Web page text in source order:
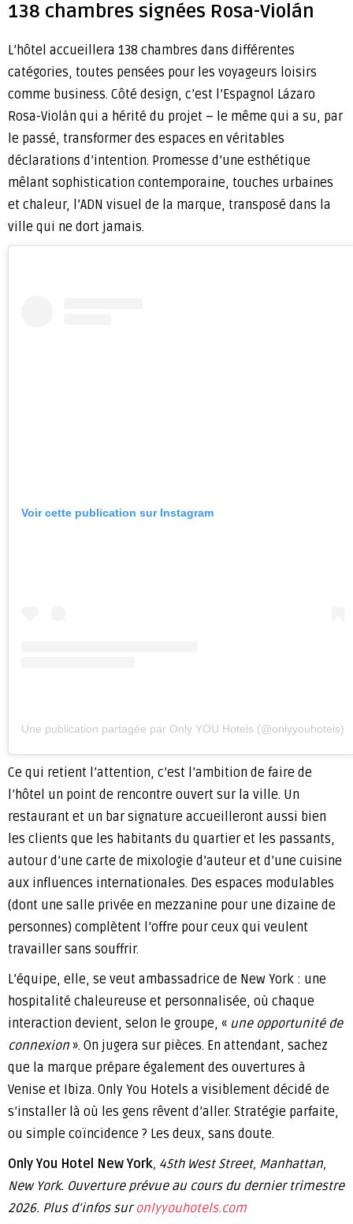
138 chambres signées Rosa-Violán
L’hôtel accueillera 138 chambres dans différentes
catégories, toutes pensées pour les voyageurs loisirs
comme business. Côté design, c’est l’Espagnol Lázaro
Rosa-Violán qui a hérité du projet – le même qui a su, par
le passé, transformer des espaces en véritables
déclarations d’intention. Promesse d’une esthétique
mêlant sophistication contemporaine, touches urbaines
et chaleur, l’ADN visuel de la marque, transposé dans la
ville qui ne dort jamais.
Voir cette publication sur Instagram
Une publication partagée par Only YOU Hotels (@onlyyouhotels)
Ce qui retient l’attention, c’est l’ambition de faire de
l’hôtel un point de rencontre ouvert sur la ville. Un
restaurant et un bar signature accueilleront aussi bien
les clients que les habitants du quartier et les passants,
autour d’une carte de mixologie d’auteur et d’une cuisine
aux influences internationales. Des espaces modulables
(dont une salle privée en mezzanine pour une dizaine de
personnes) complètent l’offre pour ceux qui veulent
travailler sans souffrir.
L’équipe, elle, se veut ambassadrice de New York : une
hospitalité chaleureuse et personnalisée, où chaque
interaction devient, selon le groupe, « une opportunité de
connexion ». On jugera sur pièces. En attendant, sachez
que la marque prépare également des ouvertures à
Venise et Ibiza. Only You Hotels a visiblement décidé de
s’installer là où les gens rêvent d’aller. Stratégie parfaite,
ou simple coïncidence ? Les deux, sans doute.
Only You Hotel New York, 45th West Street, Manhattan,
New York. Ouverture prévue au cours du dernier trimestre
2026. Plus d’infos suronlyyouhotels.com